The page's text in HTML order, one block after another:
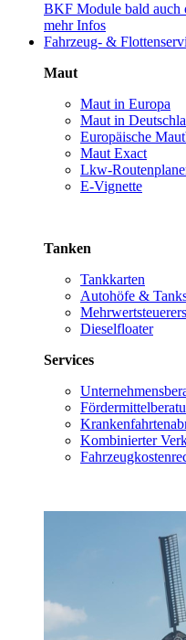
BKF Module bald auch
mehr Infos
Fahrzeug- &
Maut
Maut in Europa
Maut in
Europäische
Maut Exact
Lkw-
E-Vignette
Tanken
Tankkarten
Autohöfe &
Dieselfloater
Services
Kombinierter